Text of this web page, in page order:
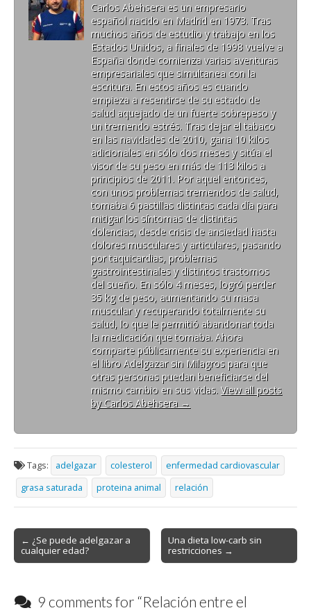
Carlos Abehsera es un empresario
español nacido en Madrid en 1973. Tras
muchos años de estudio y trabajo en los
Estados Unidos, a finales de 1998 vuelve a
España donde comienza varias aventuras
empresariales que simultanea con la
escritura. En estos años es cuando
empieza a resentirse de su estado de
salud aquejado de un fuerte sobrepeso y
un tremendo estrés. Tras dejar el tabaco
en las navidades de 2010, gana 10 kilos
adicionales en sólo dos meses y sitúa el
visor de su peso en más de 113 kilos a
principios de 2011. Por aquel entonces,
con unos problemas tremendos de salud,
tomaba 6 pastillas distintas cada día para
mitigar los síntomas de distintas
dolencias, desde crisis de ansiedad hasta
dolores musculares y articulares, pasando
por taquicardias, problemas
gastrointestinales y distintos trastornos
del sueño. En sólo 4 meses, logró perder
35 kg de peso, aumentando su masa
muscular y recuperando totalmente su
salud, lo que le permitió abandonar toda
la medicación que tomaba. Ahora
comparte públicamente su experiencia en
el libro Adelgazar sin Milagros para que
otras personas puedan beneficiarse del
mismo cambio en sus vidas. View all posts
by Carlos Abehsera →
Tags: adelgazar colesterol
enfermedad cardiovascular
grasa saturada
proteina animal relación
Post
navigation
← ¿Se puede adelgazar a
cualquier edad?
Una dieta low-carb sin
restricciones →
9 comments for “Relación entre el